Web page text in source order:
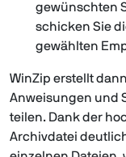
gewünschten
schicken Sie
gewählten
WinZip erstellt
Anweisungen und
teilen. Dank der
Archivdatei